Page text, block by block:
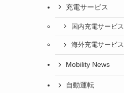
充電サービス
国内充電サービス
海外充電サービス
Mobility News
自動運転